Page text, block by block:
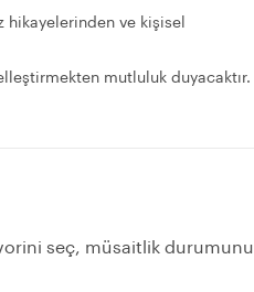
hikayelerinden ve kişisel
mutluluk duyacaktır.
seç, müsaitlik durumunu